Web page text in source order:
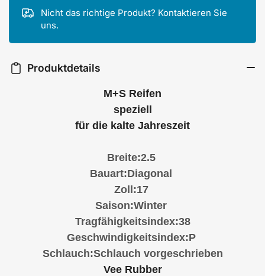
Nicht das richtige Produkt? Kontaktieren Sie
uns.
Produktdetails
M+S Reifen
speziell
für die kalte Jahreszeit
Breite:2.5
Bauart:Diagonal
Zoll:17
Saison:Winter
Tragfähigkeitsindex:38
Geschwindigkeitsindex:P
Schlauch:Schlauch vorgeschrieben
Vee Rubber